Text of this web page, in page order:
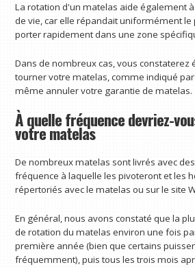
La rotation d'un matelas aide également
de vie, car elle répandait uniformément le
porter rapidement dans une zone
Dans de nombreux cas, vous constaterez
tourner votre matelas, comme indiqué
même annuler votre garantie de matelas.
À quelle fréquence devriez-
votre matelas
De nombreux matelas sont livrés avec
fréquence à laquelle les pivoteront et les
répertoriés avec le matelas ou sur le site
En général, nous avons constaté que la
de rotation du matelas environ une fois
première année (bien que certains
fréquemment), puis tous les trois mois